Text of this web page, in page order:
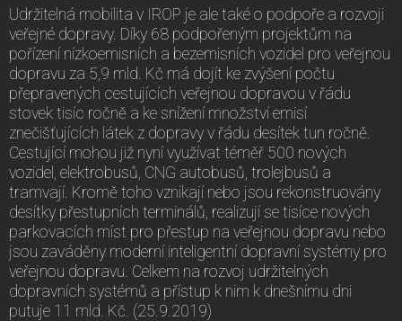
Udržitelná mobilita v IROP je ale také o podpoře a rozvoji
veřejné dopravy. Díky 68 podpořeným projektům na
pořízení nízkoemisních a bezemisních vozidel pro veřejnou
dopravu za 5,9 mld. Kč má dojít ke zvýšení počtu
přepravených cestujících veřejnou dopravou v řádu
stovek tisíc ročně a ke snížení množství emisí
znečišťujících látek z dopravy v řádu desítek tun ročně.
Cestující mohou již nyní využívat téměř 500 nových
vozidel, elektrobusů, CNG autobusů, trolejbusů a
tramvají. Kromě toho vznikají nebo jsou rekonstruovány
desítky přestupních terminálů, realizují se tisíce nových
parkovacích míst pro přestup na veřejnou dopravu nebo
jsou zaváděny moderní inteligentní dopravní systémy pro
veřejnou dopravu. Celkem na rozvoj udržitelných
dopravních systémů a přístup k nim k dnešnímu dni
putuje 11 mld. Kč. (25.9.2019)